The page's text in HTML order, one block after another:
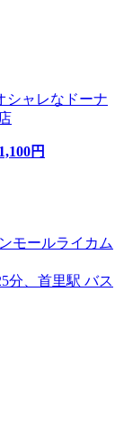
シャレなドーナ
1,100円
モールライカム
分、首里駅 バス